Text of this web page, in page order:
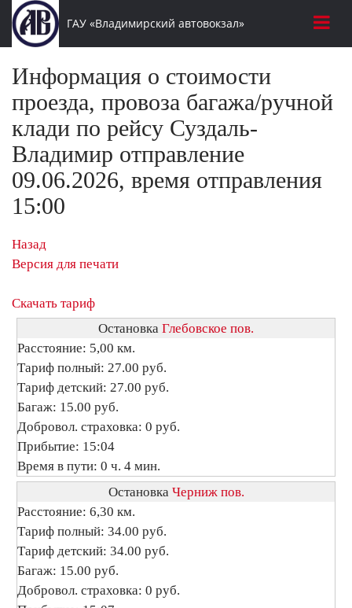
ГАУ «Владимирский автовокзал»
Информация о стоимости
проезда, провоза багажа/ручной
клади по рейсу Суздаль-
Владимир отправление
09.06.2026, время отправления
15:00
Назад
Версия для печати
Скачать тариф
Остановка Глебовское пов.
Расстояние: 5,00 км.
Тариф полный: 27.00 руб.
Тариф детский: 27.00 руб.
Багаж: 15.00 руб.
Добровол. страховка: 0 руб.
Прибытие: 15:04
Время в пути: 0 ч. 4 мин.
Остановка Черниж пов.
Расстояние: 6,30 км.
Тариф полный: 34.00 руб.
Тариф детский: 34.00 руб.
Багаж: 15.00 руб.
Добровол. страховка: 0 руб.